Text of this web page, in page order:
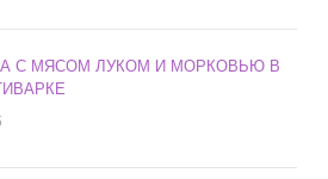
С МЯСОМ ЛУКОМ И МОРКОВЬЮ В